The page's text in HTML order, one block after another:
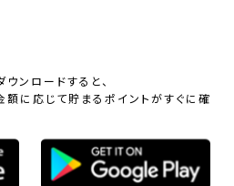
ンロードすると、
に応じて貯まるポイントがすぐに確